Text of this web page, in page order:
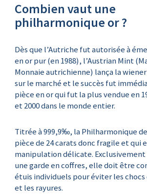
Combien vaut une
philharmonique or ?
Dès que l’Autriche fut autorisée à
en or pur (en 1988), l’Austrian Mint
Monnaie autrichienne) lança la
sur le marché et le succès fut
pièce en or qui fut la plus vendue en
et 2000 dans le monde entier.
Titrée à 999,9‰, la Philharmonique
pièce de 24 carats donc fragile et qui
manipulation délicate.
une garde en coffres, elle doit être
étuis individuels pour éviter les
et les rayures.